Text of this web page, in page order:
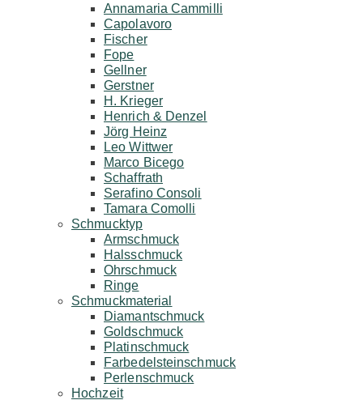
Annamaria Cammilli
Capolavoro
Fischer
Fope
Gellner
Gerstner
H. Krieger
Henrich & Denzel
Jörg Heinz
Leo Wittwer
Marco Bicego
Schaffrath
Serafino Consoli
Tamara Comolli
Schmucktyp
Armschmuck
Halsschmuck
Ohrschmuck
Ringe
Schmuckmaterial
Diamantschmuck
Goldschmuck
Platinschmuck
Farbedelsteinschmuck
Perlenschmuck
Hochzeit